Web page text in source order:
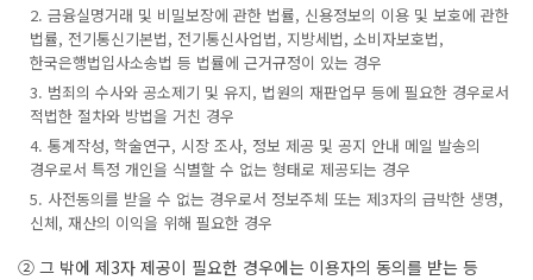
2. 금융실명거래 및 비밀보장에 관한 법률, 신용정보의 이용 및 보호에 관한
법률, 전기통신기본법, 전기통신사업법, 지방세법, 소비자보호법,
한국은행법입사소송법 등 법률에 근거규정이 있는 경우
3. 범죄의 수사와 공소제기 및 유지, 법원의 재판업무 등에 필요한 경우로서
적법한 절차와 방법을 거친 경우
4. 통계작성, 학술연구, 시장 조사, 정보 제공 및 공지 안내 메일 발송의
경우로서 특정 개인을 식별할 수 없는 형태로 제공되는 경우
5. 사전동의를 받을 수 없는 경우로서 정보주체 또는 제3자의 급박한 생명,
신체, 재산의 이익을 위해 필요한 경우
② 그 밖에 제3자 제공이 필요한 경우에는 이용자의 동의를 받는 등